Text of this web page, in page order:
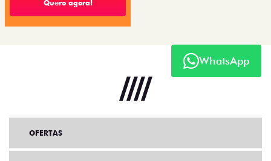
Quero agora!
WhatsApp
OFERTAS